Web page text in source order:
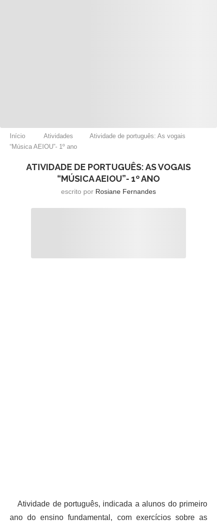
Início Atividades
Atividade de português: As vogais
“Música AEIOU”- 1º ano
ATIVIDADE DE PORTUGUÊS: AS VOGAIS
“MÚSICA AEIOU”- 1º ANO
escrito por Rosiane Fernandes
Atividade de português, indicada a alunos do primeiro
ano do ensino fundamental, com exercícios sobre as